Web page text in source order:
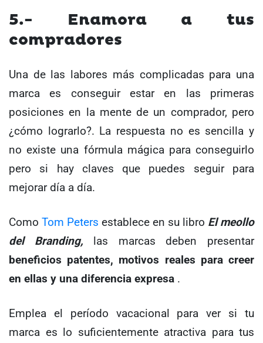
5.- Enamora a tus
compradores
Una de las labores más complicadas para una
marca es conseguir estar en las primeras
posiciones en la mente de un comprador, pero
¿cómo lograrlo?. La respuesta no es sencilla y
no existe una fórmula mágica para conseguirlo
pero si hay claves que puedes seguir para
mejorar día a día.
Como Tom Peters establece en su libro El meollo
del Branding, las marcas deben presentar
beneficios patentes, motivos reales para creer
en ellas y una diferencia expresa .
Emplea el período vacacional para ver si tu
marca es lo suficientemente atractiva para tus